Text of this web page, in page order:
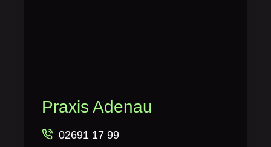
Praxis Adenau
02691 17 99